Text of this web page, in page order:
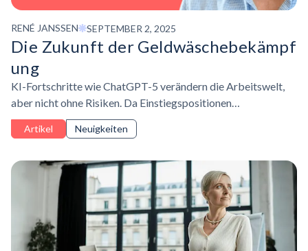
RENÉ JANSSEN SEPTEMBER 2, 2025
Die Zukunft der Geldwäschebekämpf
ung
KI-Fortschritte wie ChatGPT-5 verändern die Arbeitswelt,
aber nicht ohne Risiken. Da Einstiegspositionen
verschwinden und die menschliche Kognition durch
übermäßige Abhängigkeit von KI abnimmt, müssen
und Talentpipelines priorisieren, um langfristige Leistung zu
Artikel Neuigkeiten